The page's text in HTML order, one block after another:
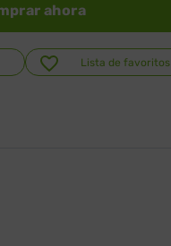
ahora
Lista de favoritos